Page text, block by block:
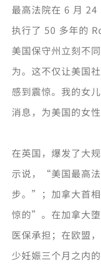
最高法院在 6 月
执行了 50 多年的
美国保守州立刻不
为。这不仅让美国
感到震惊。我的女
消息，为美国的女
在英国，爆发了大
示说，“美国最高
步。”；加拿大首
惊的”。在加拿大
医保承担；在欧盟
少妊娠三个月之内